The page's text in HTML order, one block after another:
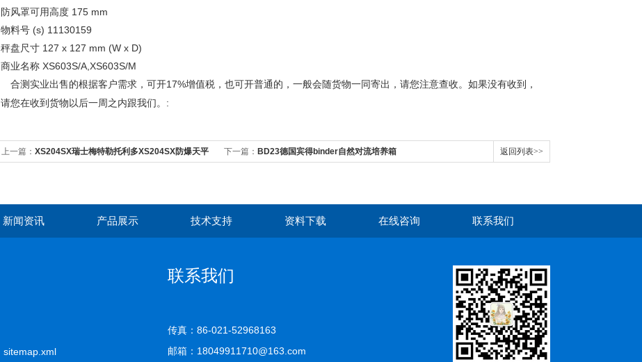
防风罩可用高度 175 mm
物料号 (s) 11130159
秤盘尺寸 127 x 127 mm (W x D)
商业名称 XS603S/A,XS603S/M
合测实业出售的根据客户需求，可开17%增值税，也可开普通的，一般会随货物一同寄出，请您注意查收。如果没有收到，
请您在收到货物以后一周之内跟我们。 :
上一篇： XS204SX瑞士梅特勒托利多XS204SX防爆天平 下一篇： BD23德国宾得binder自然对流培养箱 返回列表>>
新闻资讯 产品展示 技术支持 资料下载 在线咨询 联系我们
sitemap.xml
联系我们
传真：86-021-52968163
邮箱：18049911710@163.com